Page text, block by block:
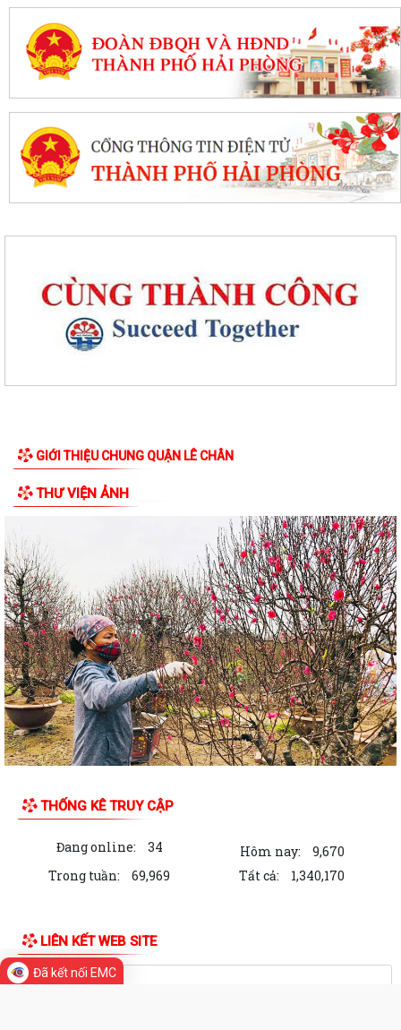
GIỚI THIỆU CHUNG QUẬN LÊ CHÂN
THƯ VIỆN ẢNH
THỐNG KÊ TRUY CẬP
Đang online: 34 Hôm nay:
9,670
Trong tuần:
69,969 Tất cả: 1,340,170
LIÊN KẾT WEB SITE
Đã kết nối EMC